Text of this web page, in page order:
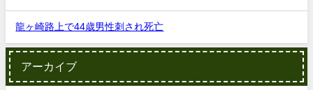
龍ヶ崎路上で44歳男性刺され死亡
アーカイブ